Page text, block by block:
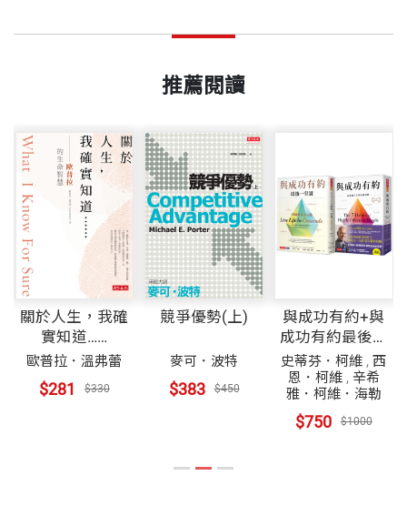
推薦閱讀
關於人生，我確
實知道……
歐普拉．溫弗蕾
$281 $330
競爭優勢(上)
麥可．波特
$383 $450
與成功有約+與
成功有約最後一
堂課（2冊）
史蒂芬．柯維 ,西
恩．柯維, 辛希
雅．柯維．海勒
$750 $1000